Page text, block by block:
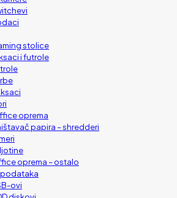
stolice
i futrole
oprema
papira – shredderi
oprema – ostalo
ovi